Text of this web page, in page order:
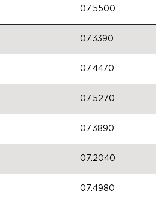
07.5500
07.3390
07.4470
07.5270
07.3890
07.2040
07.4980